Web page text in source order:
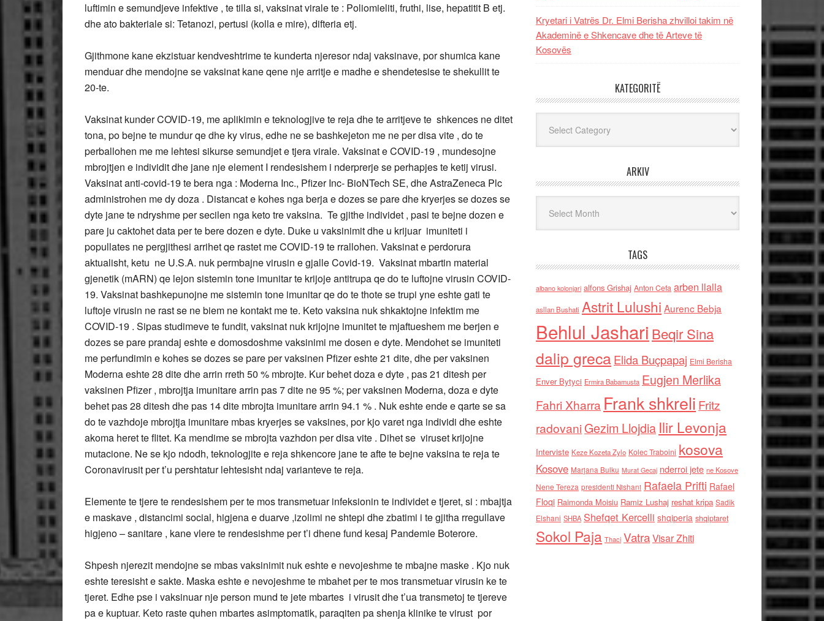
luftimin e semundjeve infektive , te tilla si, vaksinat virale te : Poliomieliti, fruthi, lise, hepatitit B etj.
dhe ato bakteriale si: Tetanozi, pertusi (kolla e mire), difteria etj.
Gjithmone kane ekzistuar kendveshtrime te kunderta njeresor ndaj vaksinave, por shumica kane
menduar dhe mendojne se vaksinat kane qene nje arritje e madhe e shendetesise te shekullit te
20-te.
Vaksinat kunder COVID-19, me aplikimin e teknologjive te reja dhe te arritjeve te shkences ne ditet
tona, po bejne te mundur qe dhe ky virus, edhe ne se bashkejeton me ne per disa vite , do te
perballohen me me lehtesi sikurse semundjet e tjera virale. Vaksinat e COVID-19 , mundesojne
mbrojtjen e individit dhe jane nje element I rendesishem i nderprerje se perhapjes te ketij virusi.
Vaksinat anti-covid-19 te bera nga : Moderna Inc., Pfizer Inc- BioNTech SE, dhe AstraZeneca Plc
administrohen me dy doza . Distancat e kohes nga berja e dozes se pare dhe kryerjes se dozes se
dyte jane te ndryshme per secilen nga keto tre vaksina. Te gjithe individet , pasi te bejne dozen e
pare ju caktohet data per te bere dozen e dyte. Duke u vaksinimit dhe u krijuar imuniteti i
popullates ne pergjithesi arrihet qe rastet me COVID-19 te rrallohen. Vaksinat e perdorura
aktualisht, ketu ne U.S.A. nuk permbajne virusin e gjalle Covid-19. Vaksinat mbartin material
gjenetik (mARN) qe lejon sistemin tone imunitar te krijoje antitrupa qe do te luftojne virusin COVID-
19. Vaksinat bashkepunojne me sistemin tone imunitar qe do te thote se trupi yne eshte gati te
luftoje virusin ne rast se ne biem ne kontakt me te. Keto vaksina nuk shkaktojne infektim me
COVID-19 . Sipas studimeve te fundit, vaksinat nuk krijojne imunitet te mjaftueshem me berjen e
dozes se pare prandaj eshte e domosdoshme vaksinimi me dosen e dyte. Mendohet se imuniteti
me perfundimin e kohes se dozes se pare per vaksinen Pfizer eshte 21 dite, dhe per vaksinen
Moderna eshte 28 dite dhe arrin rreth 50 % mbrojte. Kur behet doza e dyte , pas 21 ditesh per
vaksinen Pfizer , mbrojtja imunitare arrin pas 7 dite ne 95 %; per vaksinen Moderna, doza e dyte
behet pas 28 ditesh dhe pas 14 dite mbrojta imunitare arrin 94.1 % . Nuk eshte ende e qarte se sa
do te vazhdoje mbrojtja imunitare mbas kryerjes se vaksines, por kjo varet nga individi dhe eshte
akoma heret te flitet. Ka mendime se mbrojta vazhdon per disa vite . Dihet se viruset krijojne
mutacione. Ne se kjo ndodh, teknologjite e reja shkencore jane te afte te bejne vaksina te reja te
Coronavirusit per t’u pershtatur lehtesisht ndaj varianteve te reja.
Elemente te tjere te rendesishem per te mos transmetuar infeksionin te individet e tjeret, si : mbajtja
e maskave , distancimi social, higjena e duarve ,izolimi ne shtepi dhe zbatimi i te gjitha rregullave
higjeno – sanitare , kane vlere te rendesishme per t’i dhene fund kesaj Pandemie Boterore.
Shpesh njerezit mendojne se mbas vaksinimit nuk eshte e nevojeshme te mbajne maske . Kjo nuk
eshte teresisht e sakte. Maska eshte e nevojeshme te mbahet per te mos transmetuar virusin ke te
tjeret. Edhe pse i vaksinuar nje person mund te jete mbartes i virusit dhe t’ua transmetoj te tjereve
pa e kuptuar. Keto raste quhen mbartes asimptomatik, paraqiten pa shenja klinike te virust por
Kryetari i Vatrës Dr. Elmi Berisha zhvilloi takim në
Akademinë e Shkencave dhe të Arteve të
Kosovës
KATEGORITË
ARKIV
TAGS
albano kolonjari alfons Grishaj Anton Cefa arben llalla
asllan Bushati Astrit Lulushi Aurenc Bebja
Behlul Jashari Beqir Sina
dalip grecaElida Buçpapaj Elmi Berisha
Enver Bytyci Ermira Babamusta Eugjen Merlika
Fahri Xharra Frank shkreli Fritz
radovaniGezim Llojdia Ilir Levonja
Interviste Keze Kozeta Zylo Kolec Traboini kosova
Kosove Marjana Bulku Murat Gecaj nderroi jete ne Kosove
Nene Tereza presidenti Nishani Rafaela Prifti Rafael
Floqi Raimonda Moisiu Ramiz Lushaj reshat kripa Sadik
Elshani SHBA Shefqet Kercelli shqiperia shqiptaret
Sokol Paja Thaci VatraVisar Zhiti